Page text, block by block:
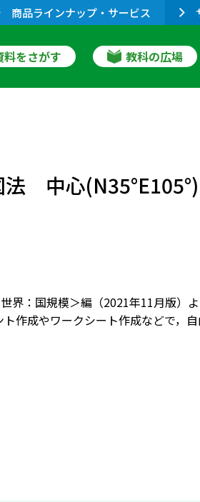
商品ラインナップ・サービス
料をさがす 教科の広場
法 中心(N35°E105°)
界：国規模＞編（2021年11月版）
作成やワークシート作成などで，